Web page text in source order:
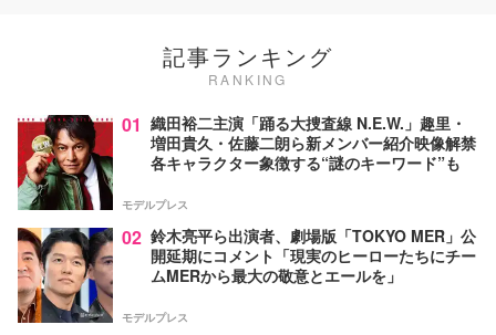
記事ランキング
RANKING
01 織田裕二主演「踊る大捜査線 N.E.W.」趣里・
増田貴久・佐藤二朗ら新メンバー紹介映像解禁
各キャラクター象徴する“謎のキーワード”も
モデルプレス
02 鈴木亮平ら出演者、劇場版「TOKYO MER」公
開延期にコメント「現実のヒーローたちにチー
ムMERから最大の敬意とエールを」
モデルプレス